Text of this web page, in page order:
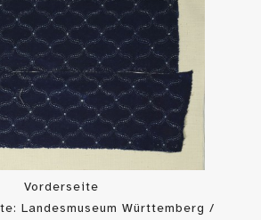
Vorderseite
Landesmuseum Württemberg /